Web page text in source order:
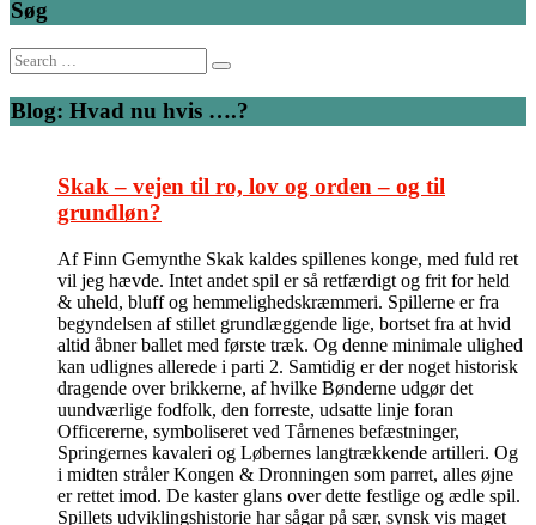
Søg
Search
for:
Blog: Hvad nu hvis ….?
Skak – vejen til ro, lov og orden – og til
grundløn?
Af Finn Gemynthe Skak kaldes spillenes konge, med fuld ret
vil jeg hævde. Intet andet spil er så retfærdigt og frit for held
& uheld, bluff og hemmelighedskræmmeri. Spillerne er fra
begyndelsen af stillet grundlæggende lige, bortset fra at hvid
altid åbner ballet med første træk. Og denne minimale ulighed
kan udlignes allerede i parti 2. Samtidig er der noget historisk
dragende over brikkerne, af hvilke Bønderne udgør det
uundværlige fodfolk, den forreste, udsatte linje foran
Officererne, symboliseret ved Tårnenes befæstninger,
Springernes kavaleri og Løbernes langtrækkende artilleri. Og
i midten stråler Kongen & Dronningen som parret, alles øjne
er rettet imod. De kaster glans over dette festlige og ædle spil.
Spillets udviklingshistorie har sågar på sær, synsk vis maget